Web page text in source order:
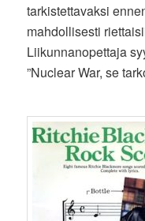
tarkistettavaksi
mahdollisesti
Liikunnanopettaja
”Nuclear War, se